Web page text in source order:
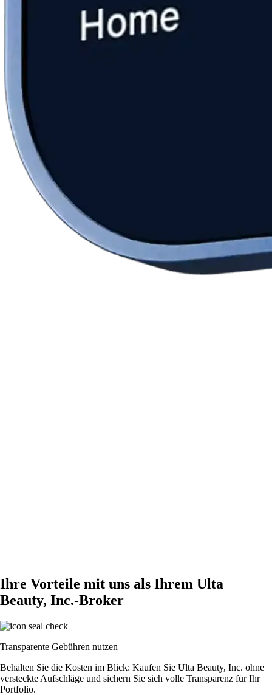
Ihre Vorteile mit uns als Ihrem Ulta
Beauty, Inc.-Broker
Transparente Gebühren nutzen
Behalten Sie die Kosten im Blick: Kaufen Sie Ulta Beauty, Inc. ohne
versteckte Aufschläge und sichern Sie sich volle Transparenz für Ihr
Portfolio.